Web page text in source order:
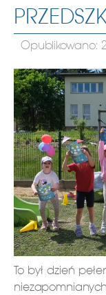
Opublikowano:
To był dzień